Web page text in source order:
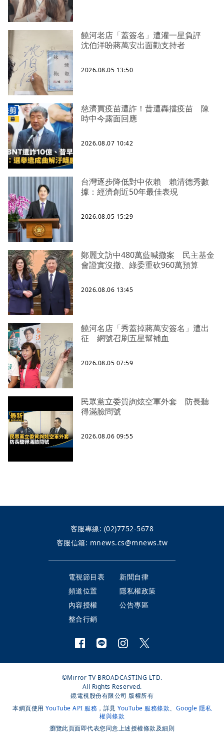
饒河老店「蓋簽名」遭灌一星負評
沈伯洋盼蔣萬安出面勸支持者
2026.08.05 13:50
慈濟買疫苗遭詐！昔遭轟擋疫苗 陳
時中今露面回應
2026.08.07 10:42
台灣逐步降低對中依賴 賴清德秀數
據：經濟創近50年最佳表現
2026.08.05 15:29
鄭麗文訪中480萬藍喊撤案 民主基金
會證實沒撤、綠委重砍960萬預算
2026.08.06 13:45
饒河名店「秀蓋掉蔣萬安簽名」遭出
征 網號召刷五星幫補血
2026.08.05 07:59
民眾黨立委質詢炫空軍外套 防長聽
得滿臉問號
2026.08.06 09:55
客服專線: (02)7752-5678
客服信箱: mnews.cs@mnews.tw
電視節目表
新聞自律
頻道位置
隱私權政策
內容授權
公告專區
整合行銷
©Mirror TV BROADCASTING LTD.
All Rights Reserved.
鏡電視股份有限公司 版權所有
本網頁使用 YouTube API 服務 ，詳見 YouTube 服務條款、 Google 隱私
權與條款
瀏覽此頁面即代表您同意上述授權條款及細則